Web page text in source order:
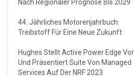
Nach Regionaler Prognose Bis 2029
44. Jährliches Motorenjahrbuch:
Treibstoff Für Eine Neue Zukunft
Hughes Stellt Active Power Edge Vor
Und Präsentiert Suite Von Managed
Services Auf Der NRF 2023